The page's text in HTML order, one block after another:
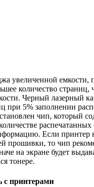
увеличенной емкости,
количество
Черный лазерный
при 5% заполнении
чип, который
Если принтер
прошивки, то чип
на экране будет
тонере.
с принтерами